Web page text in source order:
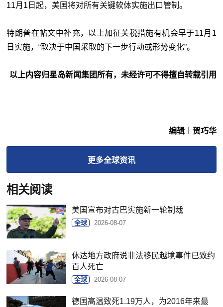
11月1日起，美国将对所有关键软体实施出口管制。
特朗普在帖文中补充，以上加征关税措施有机会早于11月1
日实施，“取决于中国采取的下一步行动或形势变化”。
以上内容归星岛新闻集团所有，未经许可不得擅自转载引用
编辑︱贺巧华
更多全球资讯
相关阅读
美国宣布对古巴实施新一轮制裁
全球 2026-08-07
休达地方政府说非法移民越境事件已致约
百人死亡
全球 2026-08-07
德国高温致死1.19万人，为2016年来最